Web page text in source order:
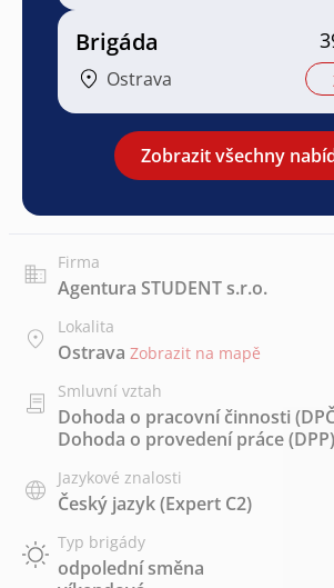
Brigáda
Ostrava
Zobrazit všechny
Firma
Agentura STUDENT s.r.o.
Lokalita
Ostrava Zobrazit na mapě
Smluvní vztah
Dohoda o pracovní činnosti
Dohoda o provedení práce (DPP)
Jazykové znalosti
Český jazyk(Expert C2)
Typ brigády
odpolední směna